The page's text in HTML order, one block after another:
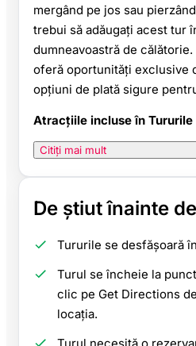
mergând pe jos sau
trebui să adăugați acest tur
dumneavoastră de
oferă oportunități exclusive
opțiuni de plată sigure
Atracțiile incluse în Tururile
Citiți mai mult
De știut înainte
Tururile se desfășoară
Turul se încheie la
clic pe Get Directions
locația.